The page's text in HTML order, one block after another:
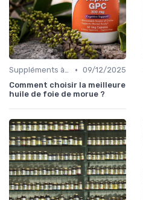
Suppléments à base de plantes • 09/12/2025
Comment choisir la meilleure
huile de foie de morue ?